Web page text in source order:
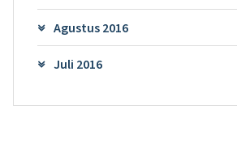
Agustus 2016
Juli 2016